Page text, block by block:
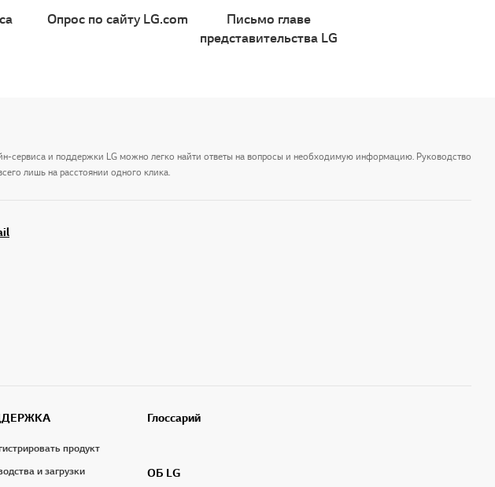
Опрос по сайту LG.com
Письмо главе
представительства LG
сервиса и поддержки LG можно легко найти ответы на вопросы и необходимую информацию. Руководство
лишь на расстоянии одного клика.
продукт
и загрузки
Глоссарий
ОБ LG